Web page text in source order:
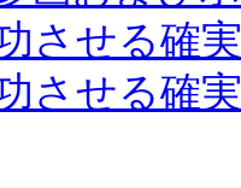
させる確
させる確